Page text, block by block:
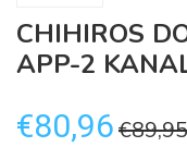
CHIHIROS
APP-2
€80,96€89,95